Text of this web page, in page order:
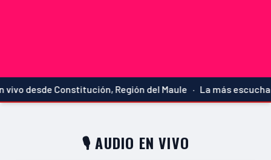
desde Constitución, Región del Maule · La más escuchada
🎙️ AUDIO EN VIVO